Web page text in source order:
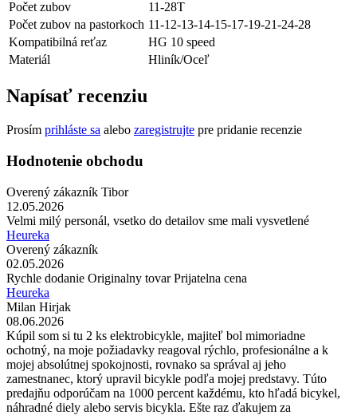
Počet zubov
11-28T
Počet zubov na pastorkoch 11-12-13-14-15-17-19-21-24-28
Kompatibilná reťaz
HG 10 speed
Materiál
Hliník/Oceľ
Napísať recenziu
Prosím prihláste sa alebo zaregistrujte pre pridanie recenzie
Hodnotenie obchodu
Overený zákazník Tibor
12.05.2026
Velmi milý personál, vsetko do detailov sme mali vysvetlené
Heureka
Overený zákazník
02.05.2026
Rychle dodanie Originalny tovar Prijatelna cena
Heureka
Milan Hirjak
08.06.2026
Kúpil som si tu 2 ks elektrobicykle, majiteľ bol mimoriadne
ochotný, na moje požiadavky reagoval rýchlo, profesionálne a k
mojej absolútnej spokojnosti, rovnako sa správal aj jeho
zamestnanec, ktorý upravil bicykle podľa mojej predstavy. Túto
predajňu odporúčam na 1000 percent každému, kto hľadá bicykel,
náhradné diely alebo servis bicykla. Ešte raz ďakujem za